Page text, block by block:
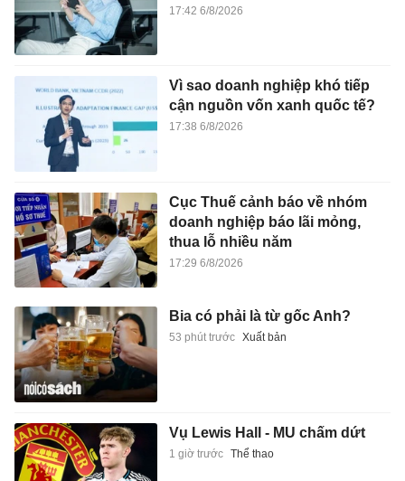
17:42 6/8/2026
Vì sao doanh nghiệp khó tiếp
cận nguồn vốn xanh quốc tế?
17:38 6/8/2026
Cục Thuế cảnh báo về nhóm
doanh nghiệp báo lãi mỏng,
thua lỗ nhiều năm
17:29 6/8/2026
Bia có phải là từ gốc Anh?
53 phút trước Xuất bản
Vụ Lewis Hall - MU chấm dứt
1 giờ trước Thể thao